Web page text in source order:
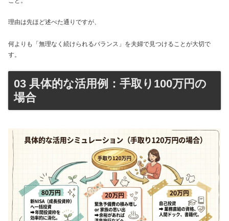
理由は先ほど述べた通りですが、
何よりも「無理なく続けられるバランス」を夫婦で見つけることが大切で
す。
03 具体的な活用例：手取り100万円の
場合